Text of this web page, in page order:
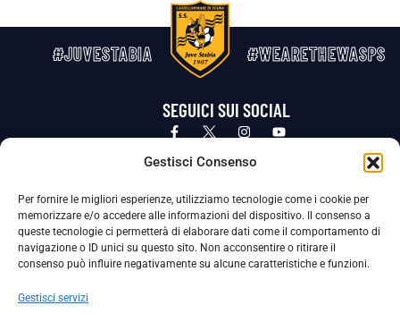
Gestisci Consenso
Per fornire le migliori esperienze, utilizziamo tecnologie come i cookie per
memorizzare e/o accedere alle informazioni del dispositivo. Il consenso a
queste tecnologie ci permetterà di elaborare dati come il comportamento di
navigazione o ID unici su questo sito. Non acconsentire o ritirare il
consenso può influire negativamente su alcune caratteristiche e funzioni.
Gestisci servizi
#JUVESTABIA #WEARETHEWASPS
SEGUICI SUI SOCIAL
Privacy Policy Cookie Policy
La Società ha nominato il Responsabile della Protezione dei Dati Personali (DPO), figura specializzata che vigila sulle modalità
adottate dalla nostra Società per tutelare i Suoi dati personali.
Per contattare il DPO può scrivere a